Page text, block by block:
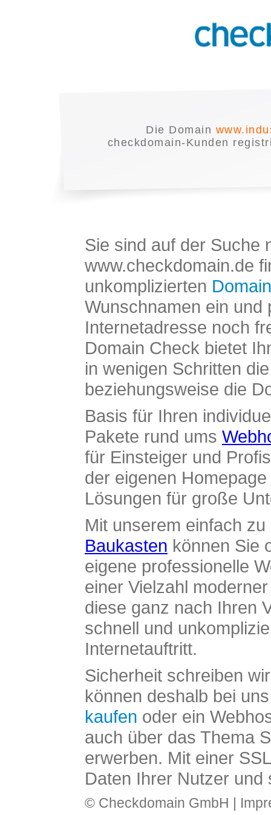
Die Domain
checkdomain-Kunden
Sie sind auf der Suche
www.checkdomain.de
unkomplizierten
Wunschnamen ein und
Internetadresse noch
Domain Check bietet
in wenigen Schritten
beziehungsweise die
Basis für Ihren
Pakete rund ums
für Einsteiger und
der eigenen
Lösungen für große
Mit unserem einfach
Baukasten können Sie
eigene professionelle
einer Vielzahl
diese ganz nach Ihren
schnell und
Internetauftritt.
Sicherheit schreiben
können deshalb bei
kaufen oder ein
auch über das Thema
erwerben. Mit einer
Daten Ihrer Nutzer und
© Checkdomain GmbH |